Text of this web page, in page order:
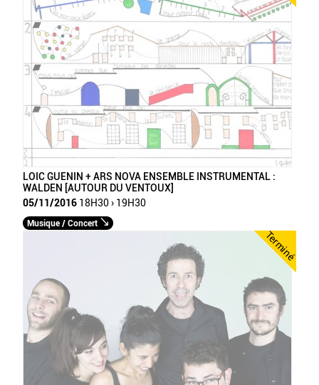
LOIC GUENIN + ARS NOVA ENSEMBLE INSTRUMENTAL :
WALDEN [AUTOUR DU VENTOUX]
05/11/2016 18H30 › 19H30
Musique / Concert
Terminé